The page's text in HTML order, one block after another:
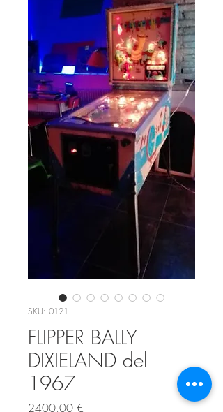
SKU: 0121
FLIPPER BALLY
DIXIELAND del
1967
2400,00 €